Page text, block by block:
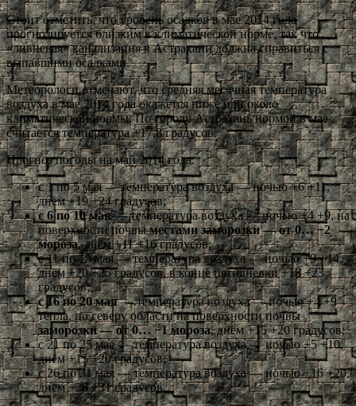
Стоит отметить, что уровень осадков в мае 2014 года
прогнозируется близким к климатической норме, так что
«ливневая» канализация в Астрахани должна справиться с
выпавшими осадками.
Метеорологи отмечают, что средняя месячная температура
воздуха в мае 2014 года окажется ниже или около
климатической нормы. По городу Астрахань нормой в мае
считается температура +17,8 градусов.
Прогноз погоды на май 2014 года:
с 1 по 5 мая — температура воздуха — ночью +6 +11,
днём +19 +24 градусов;
с 6 по 10 мая— температура воздуха — ночью +4 +9, на
поверхности почвыместами заморозки — от 0… −2
мороза, днём +11 +16 градусов;
с 11 по 15 мая — температура воздуха — ночью +9 +14,
днём +20 +25 градусов, в конце пятидневки +18 +23
градусов;
с 16 по 20 мая— температура воздуха — ночью +4 +9
тепла, по северу области на поверхности почвы
заморозки — от 0… −1 мороза, днём +15 +20 градусов;
с 21 по 25 мая — температура воздуха — ночью +5 +10,
днём +15 +20 градусов;
с 26 по 31 мая — температура воздуха — ночью +16 +20,
днём +26 +31 градусов.